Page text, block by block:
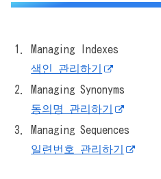
Managing Indexes
색인 관리하기
Managing Synonyms
동의명 관리하기
Managing Sequences
일련번호 관리하기